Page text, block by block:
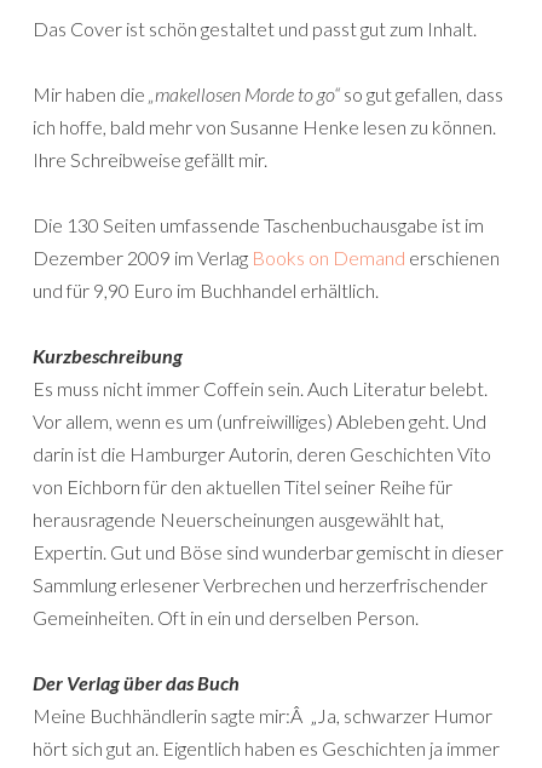
Das Cover ist schön gestaltet und passt gut zum Inhalt.
Mir haben die „makellosen Morde to go“ so gut gefallen, dass
ich hoffe, bald mehr von Susanne Henke lesen zu können.
Ihre Schreibweise gefällt mir.
Die 130 Seiten umfassende Taschenbuchausgabe ist im
Dezember 2009 im Verlag Books on Demand erschienen
und für 9,90 Euro im Buchhandel erhältlich.
Kurzbeschreibung
Es muss nicht immer Coffein sein. Auch Literatur belebt.
Vor allem, wenn es um (unfreiwilliges) Ableben geht. Und
darin ist die Hamburger Autorin, deren Geschichten Vito
von Eichborn für den aktuellen Titel seiner Reihe für
herausragende Neuerscheinungen ausgewählt hat,
Expertin. Gut und Böse sind wunderbar gemischt in dieser
Sammlung erlesener Verbrechen und herzerfrischender
Gemeinheiten. Oft in ein und derselben Person.
Der Verlag über das Buch
Meine Buchhändlerin sagte mir:Â „Ja, schwarzer Humor
hört sich gut an. Eigentlich haben es Geschichten ja immer